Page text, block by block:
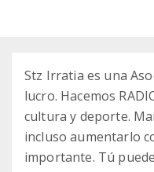
Stz Irratia es una
lucro. Hacemos
cultura y deporte.
incluso aumentarlo
importante. Tú